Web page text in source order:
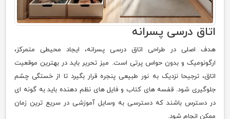
اتاق درسی پسرانه
هدف اصلی در طراحی اتاق درسی پسرانه، ایجاد محیطی متمرکز،
ارگونومیک و بدون حواس پرتی است. میز تحریر باید در بهترین موقعیت
اتاق، ترجیحا نزدیک به نور طبیعی پنجره قرار بگیرد تا از خستگی چشم
جلوگیری شود. قفسه های کتاب و فایل های نظم دهنده باید به گونه ای
در دسترس باشند که دسترسی به وسایل آموزشی در سریع ترین زمان
ممکن انجام شود.